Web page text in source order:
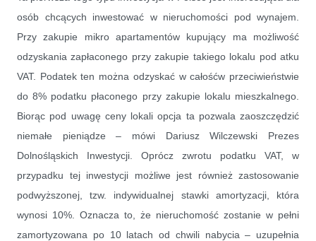
osób chcących inwestować w nieruchomości pod wynajem.
Przy zakupie mikro apartamentów kupujący ma możliwość
odzyskania zapłaconego przy zakupie takiego lokalu pod atku
VAT. Podatek ten można odzyskać w całośćw przeciwieństwie
do 8% podatku płaconego przy zakupie lokalu mieszkalnego.
Biorąc pod uwagę ceny lokali opcja ta pozwala zaoszczędzić
niemałe pieniądze – mówi Dariusz Wilczewski Prezes
Dolnośląskich Inwestycji. Oprócz zwrotu podatku VAT, w
przypadku tej inwestycji możliwe jest również zastosowanie
podwyższonej, tzw. indywidualnej stawki amortyzacji, która
wynosi 10%. Oznacza to, że nieruchomość zostanie w pełni
zamortyzowana po 10 latach od chwili nabycia – uzupełnia